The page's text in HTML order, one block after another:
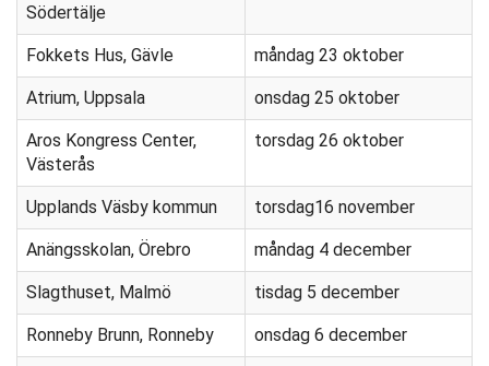
Södertälje
Fokkets Hus, Gävle måndag 23 oktober
Atrium, Uppsala onsdag 25 oktober
Aros Kongress Center,
Västerås
torsdag 26 oktober
Upplands Väsby kommun torsdag16 november
Anängsskolan, Örebro måndag 4 december
Slagthuset, Malmö tisdag 5 december
Ronneby Brunn, Ronneby onsdag 6 december